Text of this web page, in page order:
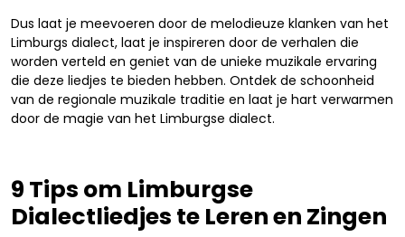
Dus laat je meevoeren door de melodieuze klanken van het
Limburgs dialect, laat je inspireren door de verhalen die
worden verteld en geniet van de unieke muzikale ervaring
die deze liedjes te bieden hebben. Ontdek de schoonheid
van de regionale muzikale traditie en laat je hart verwarmen
door de magie van het Limburgse dialect.
9 Tips om Limburgse
Dialectliedjes te Leren en Zingen